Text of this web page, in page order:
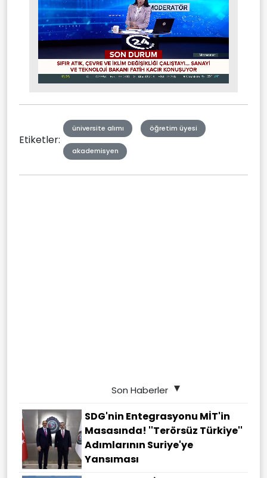
Mute Stream
Etiketler:
üniversite alımı öğretim üyesi
akademisyen
Son Haberler
SDG'nin Entegrasyonu MİT'in
Masasında! ''Terörsüz Türkiye''
Adımlarının Suriye'ye
Yansıması